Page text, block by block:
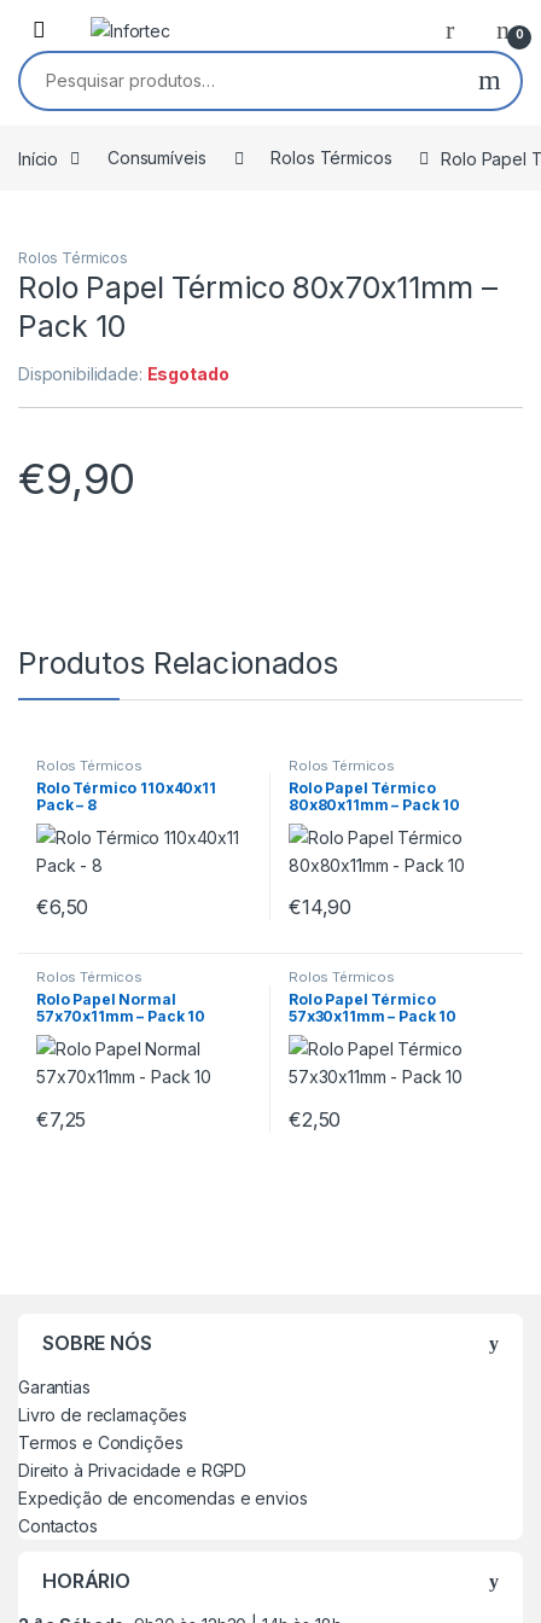
Saltar para navegação
Pular para o conteúdo
0
Pesquisar por:
Início Consumíveis Rolos Térmicos Rolo Papel
Rolos Térmicos
Rolo Papel Térmico 80x70x11mm –
Pack 10
Disponibilidade: Esgotado
€9,90
Produtos Relacionados
Rolos Térmicos
Rolo Térmico 110x40x11
Pack – 8
€6,50
Rolos Térmicos
Rolo Papel Térmico
80x80x11mm – Pack 10
€14,90
Rolos Térmicos
Rolo Papel Normal
57x70x11mm – Pack 10
€7,25
Rolos Térmicos
Rolo Papel Térmico
57x30x11mm – Pack 10
€2,50
SOBRE NÓS
Garantias
Livro de reclamações
Termos e Condições
Direito à Privacidade e RGPD
Expedição de encomendas e envios
Contactos
HORÁRIO